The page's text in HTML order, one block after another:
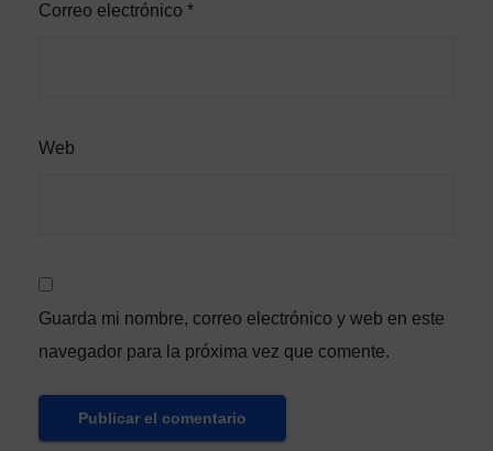
Correo electrónico *
Web
Guarda mi nombre, correo electrónico y web en este
navegador para la próxima vez que comente.